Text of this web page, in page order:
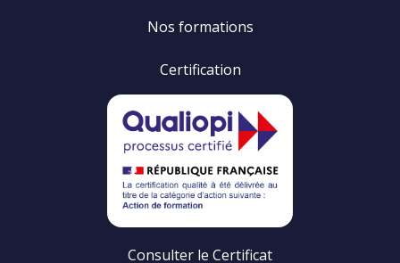
Nos formations
Certification
Consulter le Certificat